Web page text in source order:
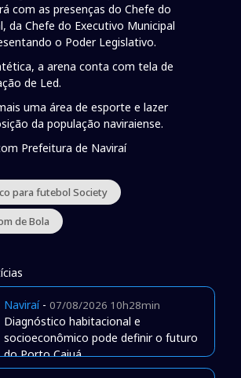
com as presenças do Chefe do
da Chefe do Executivo Municipal
o Poder Legislativo.
a arena conta com tela de
de Led.
uma área de esporte e lazer
da população naviraiense.
Prefeitura de Naviraí
para futebol Society
de Bola
Naviraí- 07/08/2026 10h28min
Diagnóstico habitacional e
socioeconômico pode definir o futuro
do Porto Caiuá